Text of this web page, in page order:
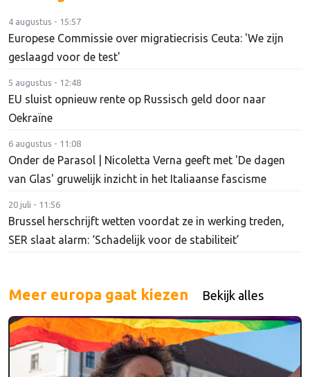
4 augustus - 15:57
Europese Commissie over migratiecrisis Ceuta: 'We zijn
geslaagd voor de test'
5 augustus - 12:48
EU sluist opnieuw rente op Russisch geld door naar
Oekraïne
6 augustus - 11:08
Onder de Parasol | Nicoletta Verna geeft met 'De dagen
van Glas' gruwelijk inzicht in het Italiaanse fascisme
20 juli - 11:56
Brussel herschrijft wetten voordat ze in werking treden,
SER slaat alarm: ‘Schadelijk voor de stabiliteit’
Meer europa gaat kiezen Bekijk alles